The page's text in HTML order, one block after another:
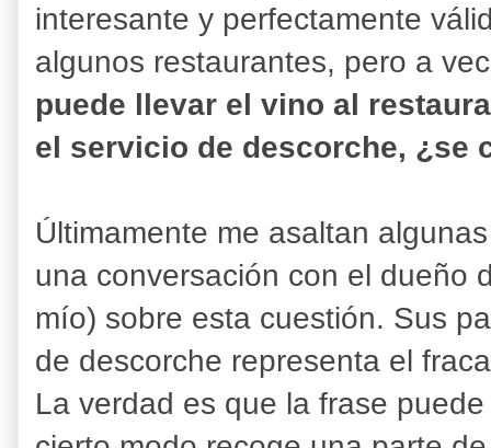
interesante y perfectamente
algunos restaurantes, pero a
puede llevar el vino al
el servicio de descorche, ¿se
Últimamente me asaltan
una conversación con el dueño
mío) sobre esta cuestión. Sus
de descorche representa el
La verdad es que la frase